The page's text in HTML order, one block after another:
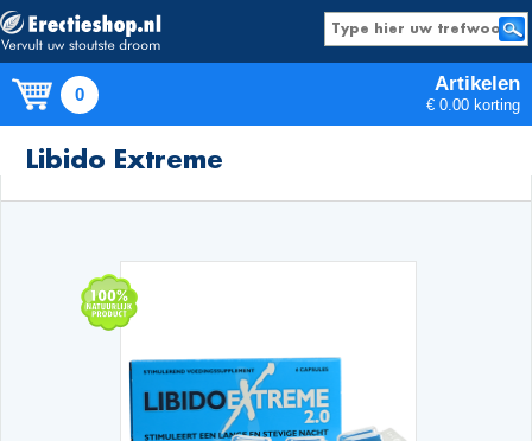
0 Artikelen
€ 0.00 korting
Libido Extreme